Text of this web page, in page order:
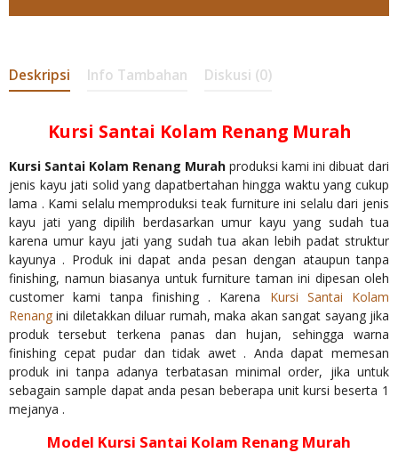
Deskripsi Info Tambahan Diskusi (0)
Kursi Santai Kolam Renang Murah
Kursi Santai Kolam Renang Murah produksi kami ini dibuat dari
jenis kayu jati solid yang dapatbertahan hingga waktu yang cukup
lama . Kami selalu memproduksi teak furniture ini selalu dari jenis
kayu jati yang dipilih berdasarkan umur kayu yang sudah tua
karena umur kayu jati yang sudah tua akan lebih padat struktur
kayunya . Produk ini dapat anda pesan dengan ataupun tanpa
finishing, namun biasanya untuk furniture taman ini dipesan oleh
customer kami tanpa finishing . Karena Kursi Santai Kolam
Renang ini diletakkan diluar rumah, maka akan sangat sayang jika
produk tersebut terkena panas dan hujan, sehingga warna
finishing cepat pudar dan tidak awet . Anda dapat memesan
produk ini tanpa adanya terbatasan minimal order, jika untuk
sebagain sample dapat anda pesan beberapa unit kursi beserta 1
mejanya .
Model Kursi Santai Kolam Renang Murah